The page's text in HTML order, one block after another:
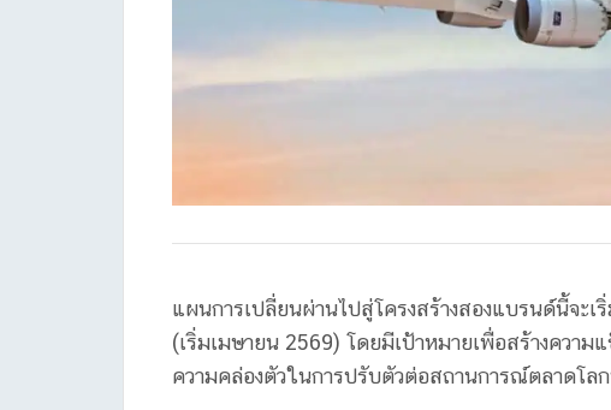
แผนการเปลี่ยนผ่านไปสู่โครงสร้างสองแบรนด์นี้จะ
(เริ่มเมษายน 2569) โดยมีเป้าหมายเพื่อสร้างความ
ความคล่องตัวในการปรับตัวต่อสถานการณ์ตลาดโลก